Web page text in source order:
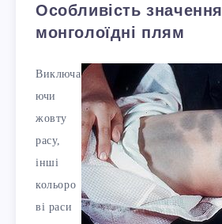
Особливість значення
монголоїдні плям
Виключа
ючи
жовту
расу,
інші
кольоро
ві раси